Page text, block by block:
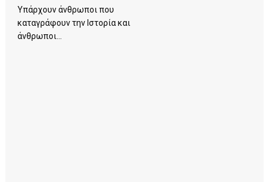
Υπάρχουν άνθρωποι που
καταγράφουν την Ιστορία και
άνθρωποι...